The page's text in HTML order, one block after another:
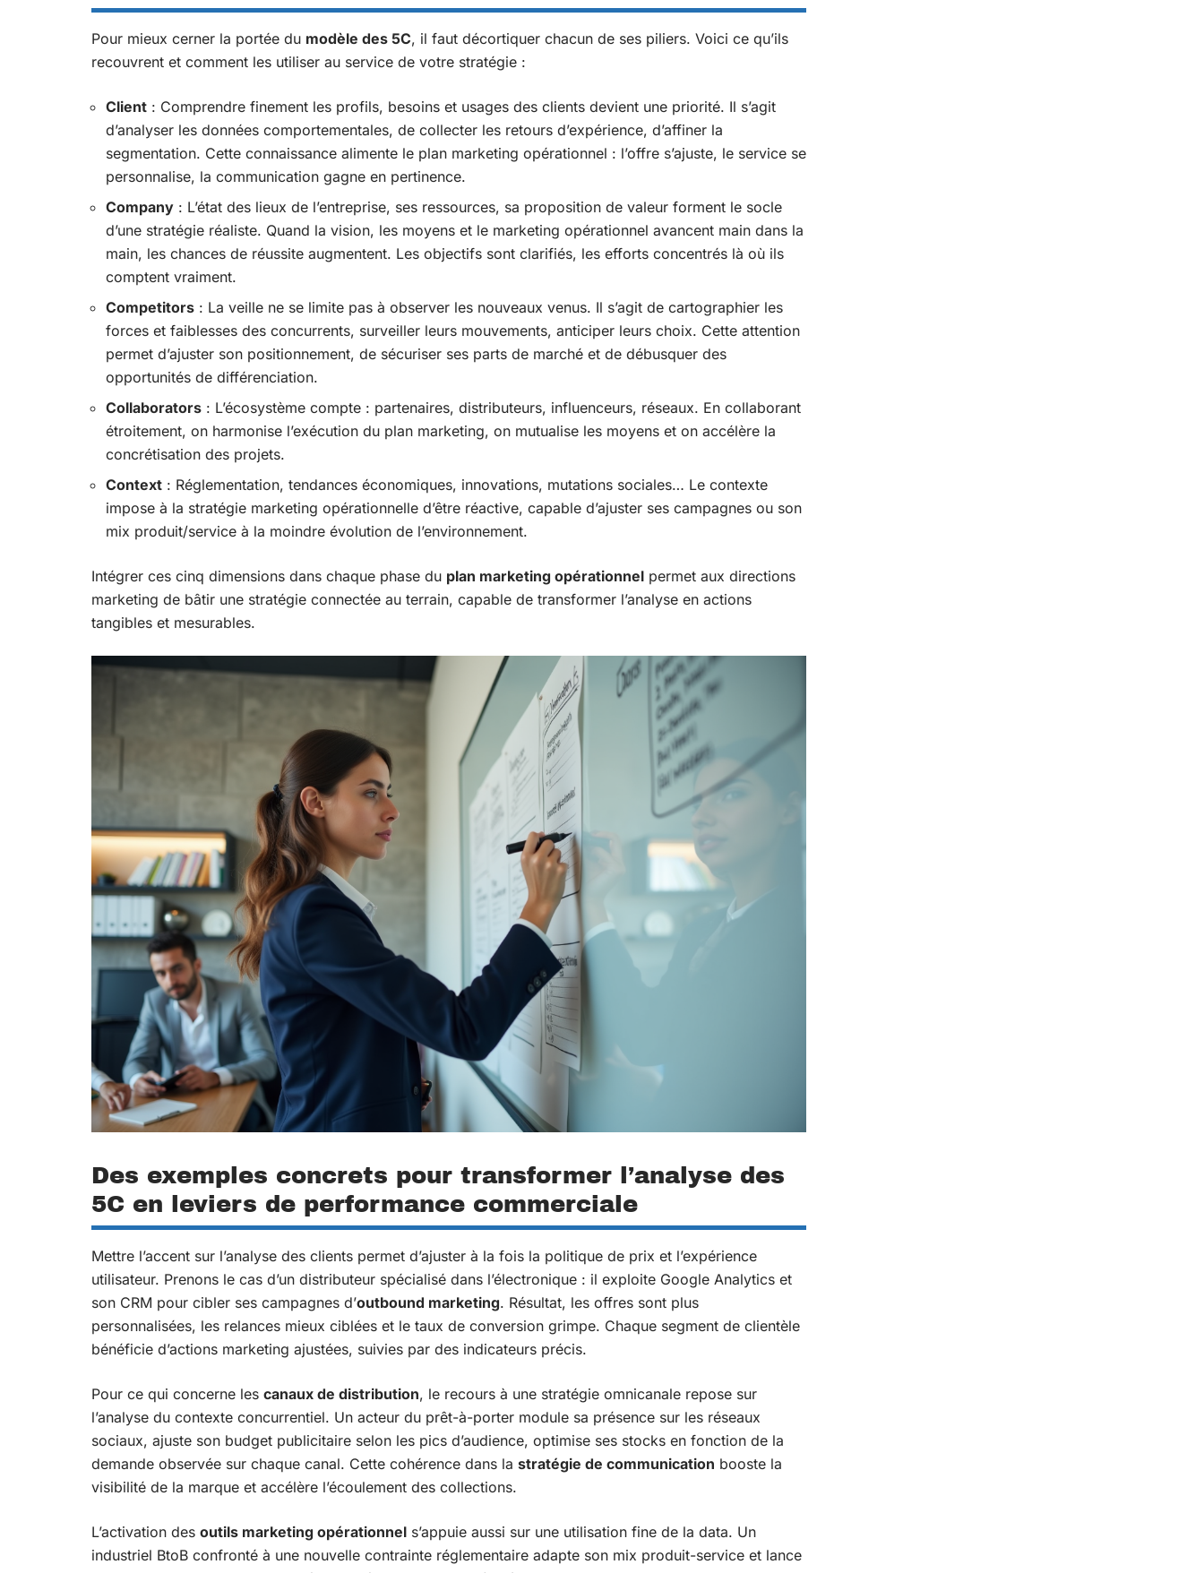
Pour mieux cerner la portée du modèle des 5C, il faut décortiquer chacun de ses piliers. Voici ce qu’ils
recouvrent et comment les utiliser au service de votre stratégie :
Client : Comprendre finement les profils, besoins et usages des clients devient une priorité. Il s’agit
d’analyser les données comportementales, de collecter les retours d’expérience, d’affiner la
segmentation. Cette connaissance alimente le plan marketing opérationnel : l’offre s’ajuste, le service se
personnalise, la communication gagne en pertinence.
Company : L’état des lieux de l’entreprise, ses ressources, sa proposition de valeur forment le socle
d’une stratégie réaliste. Quand la vision, les moyens et le marketing opérationnel avancent main dans la
main, les chances de réussite augmentent. Les objectifs sont clarifiés, les efforts concentrés là où ils
comptent vraiment.
Competitors : La veille ne se limite pas à observer les nouveaux venus. Il s’agit de cartographier les
forces et faiblesses des concurrents, surveiller leurs mouvements, anticiper leurs choix. Cette attention
permet d’ajuster son positionnement, de sécuriser ses parts de marché et de débusquer des
opportunités de différenciation.
Collaborators : L’écosystème compte : partenaires, distributeurs, influenceurs, réseaux. En collaborant
étroitement, on harmonise l’exécution du plan marketing, on mutualise les moyens et on accélère la
concrétisation des projets.
Context : Réglementation, tendances économiques, innovations, mutations sociales… Le contexte
impose à la stratégie marketing opérationnelle d’être réactive, capable d’ajuster ses campagnes ou son
mix produit/service à la moindre évolution de l’environnement.
Intégrer ces cinq dimensions dans chaque phase du plan marketing opérationnel permet aux directions
marketing de bâtir une stratégie connectée au terrain, capable de transformer l’analyse en actions
tangibles et mesurables.
Des exemples concrets pour transformer l’analyse des
5C en leviers de performance commerciale
Mettre l’accent sur l’analyse des clients permet d’ajuster à la fois la politique de prix et l’expérience
utilisateur. Prenons le cas d’un distributeur spécialisé dans l’électronique : il exploite Google Analytics et
son CRM pour cibler ses campagnes d’outbound marketing. Résultat, les offres sont plus
personnalisées, les relances mieux ciblées et le taux de conversion grimpe. Chaque segment de clientèle
bénéficie d’actions marketing ajustées, suivies par des indicateurs précis.
Pour ce qui concerne les canaux de distribution, le recours à une stratégie omnicanale repose sur
l’analyse du contexte concurrentiel. Un acteur du prêt-à-porter module sa présence sur les réseaux
sociaux, ajuste son budget publicitaire selon les pics d’audience, optimise ses stocks en fonction de la
demande observée sur chaque canal. Cette cohérence dans la stratégie de communication booste la
visibilité de la marque et accélère l’écoulement des collections.
L’activation des outils marketing opérationnel s’appuie aussi sur une utilisation fine de la data. Un
industriel BtoB confronté à une nouvelle contrainte réglementaire adapte son mix produit-service et lance